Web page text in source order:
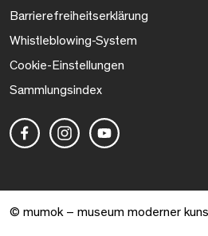
Barrierefreiheitserklärung
Whistleblowing-System
Cookie-Einstellungen
Sammlungsindex
© mumok – museum moderner